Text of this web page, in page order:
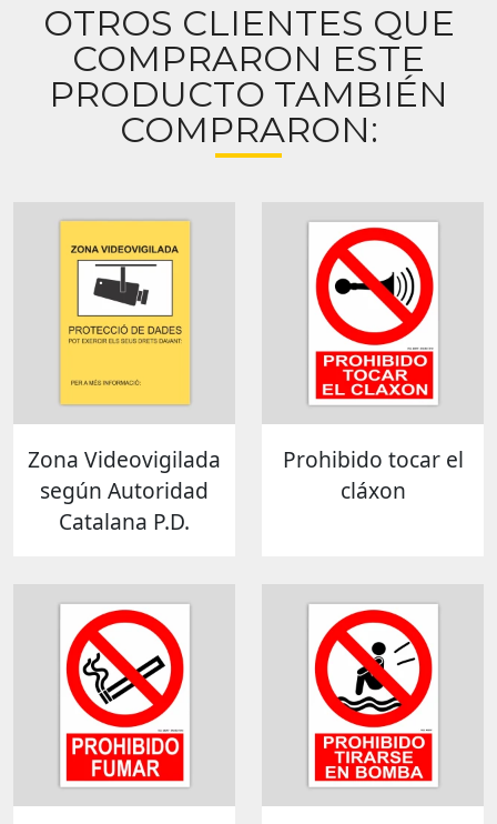
OTROS CLIENTES QUE
COMPRARON ESTE
PRODUCTO TAMBIÉN
COMPRARON:
Zona Videovigilada
según Autoridad
Catalana P.D.
Prohibido tocar el
cláxon